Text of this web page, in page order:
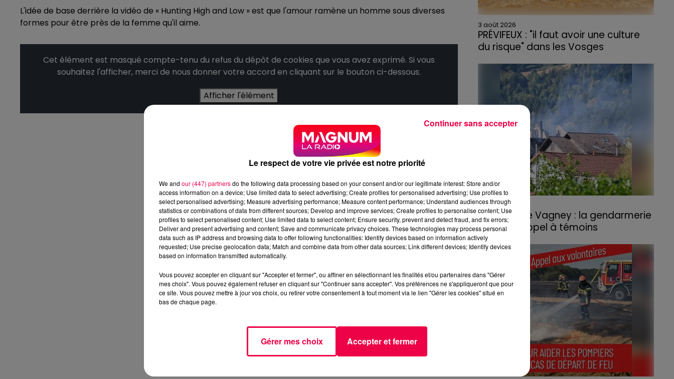
L'idée de base derrière la vidéo de « Hunting High and Low » est que l'amour ramène un homme sous diverses
formes pour être près de la femme qu'il aime.
Cet élément est masqué compte-tenu du refus du dépôt de cookies que vous avez exprimé. Si vous
souhaitez l'afficher, merci de nous donner votre accord en cliquant sur le bouton ci-dessous.
Afficher l'élément
3 août 2026
PRÉVIFEUX : "il faut avoir une culture
du risque" dans les Vosges
3 août 2026
Incendie de Vagney : la gendarmerie
lance un appel à témoins
Le feu, parti d'une haie avant de se propager
au quartier résidentiel, avait détruit deux
habitations et contraint à l'évacuation d'une
centaine de personnes.
Le respect de votre vie privée est notre priorité
We and our (447) partnersdo the following data processing based on your consent and/or our legitimate interest: Store and/or
access information on a device; Use limited data to select advertising; Create profiles for personalised advertising; Use profiles to
select personalised advertising; Measure advertising performance; Measure content performance; Understand audiences through
statistics or combinations of data from different sources; Develop and improve services; Create profiles to personalise content; Use
profiles to select personalised content; Use limited data to select content; Ensure security, prevent and detect fraud, and fix errors;
Deliver and present advertising and content; Save and communicate privacy choices. These technologies may process personal
data such as IP address and browsing data to offer following functionalities: Identify devices based on information actively
requested; Use precise geolocation data; Match and combine data from other data sources; Link different devices; Identify devices
based on information transmitted automatically.
Vous pouvez accepter en cliquant sur "Accepter et fermer", ou affiner en sélectionnant les finalités et/ou partenaires dans "Gérer
mes choix". Vous pouvez également refuser en cliquant sur "Continuer sans accepter". Vos préférences ne s'appliqueront que pour
ce site. Vous pouvez mettre à jour vos choix, ou retirer votre consentement à tout moment via le lien "Gérer les cookies" situé en
bas de chaque page.
Gérer mes choix Accepter et fermer
Continuer sans accepter